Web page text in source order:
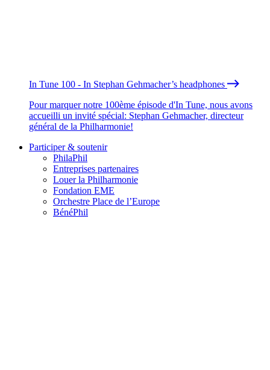
In Tune 100 - In Stephan Gehmacher’s headphones
Pour marquer notre 100ème épisode d'In Tune, nous avons
accueilli un invité spécial: Stephan Gehmacher, directeur
général de la Philharmonie!
Participer & soutenir
PhilaPhil
Entreprises partenaires
Louer la Philharmonie
Fondation EME
Orchestre Place de l’Europe
BénéPhil